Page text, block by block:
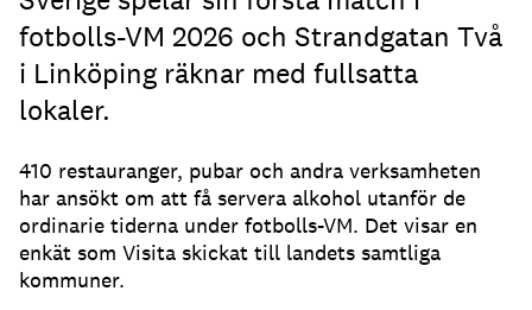
fotbolls-VM 2026 och Strandgatan Två
i Linköping räknar med fullsatta
lokaler.
410 restauranger, pubar och andra verksamheten
har ansökt om att få servera alkohol utanför de
ordinarie tiderna under fotbolls-VM. Det visar en
enkät som Visita skickat till landets samtliga
kommuner.